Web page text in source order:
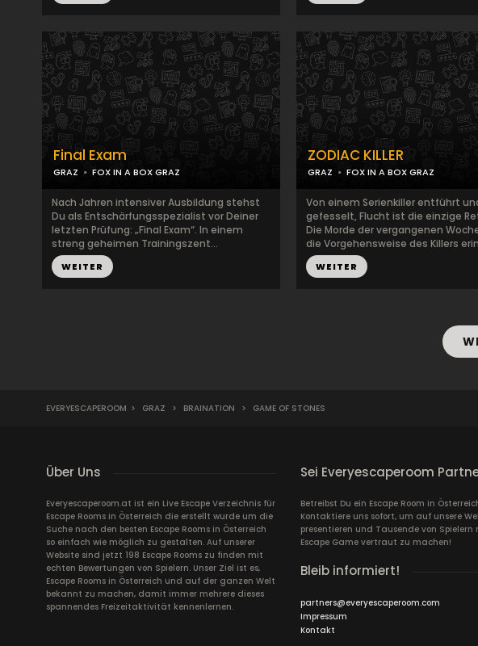
Final Exam
GRAZ FOX IN A BOX GRAZ
Nach Jahren intensiver Ausbildung stehst
Du als Entschärfungsspezialist vor Deiner
letzten Prüfung: „Final Exam“. In einem
streng geheimen Trainingszent...
WEITER
ZODIAC KILLER
GRAZ FOX IN A BOX GRAZ
Von einem Serienkiller entführt
gefesselt, Flucht ist die einzige
Die Morde der vergangenen
die Vorgehensweise des Killers
WEITER
EVERYESCAPEROOM > GRAZ > BRAINATION > GAME OF STONES
Über Uns
Everyescaperoom.at ist ein Live Escape Verzeichnis für
Escape Rooms in Österreich die erstellt wurde um die
Suche nach den besten Escape Rooms in Österreich
so einfach wie möglich zu gestalten. Auf unserer
Website sind jetzt 198 Escape Rooms zu finden mit
echten Bewertungen von Spielern. Unser Ziel ist es,
Escape Rooms in Österreich und auf der ganzen Welt
bekannt zu machen, damit immer mehrere dieses
spannendes Freizeitaktivität kennenlernen.
Sei Everyescaperoom
Betreibst Du ein Escape Room in
Kontaktiere uns sofort, um auf unsere
presentieren und Tausende von
Escape Game vertraut zu machen!
Bleib informiert!
partners@everyescaperoom.com
Impressum
Kontakt